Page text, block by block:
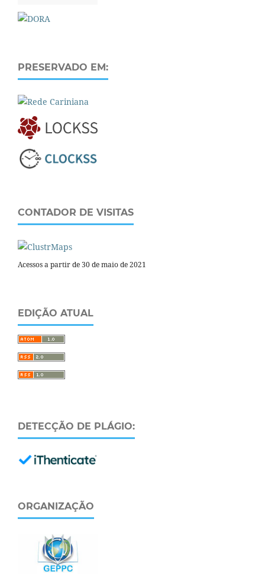
PRESERVADO EM:
CONTADOR DE VISITAS
Acessos a partir de 30 de maio de 2021
EDIÇÃO ATUAL
DETECÇÃO DE PLÁGIO:
ORGANIZAÇÃO